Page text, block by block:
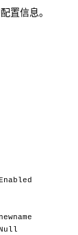
置信息。